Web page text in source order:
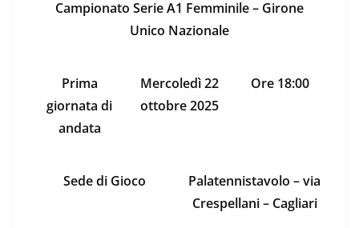
Campionato Serie A1 Femminile – Girone
Unico Nazionale
Prima
giornata di
andata
Mercoledì 22
ottobre 2025
Ore 18:00
Sede di Gioco
Palatennistavolo – via
Crespellani – Cagliari